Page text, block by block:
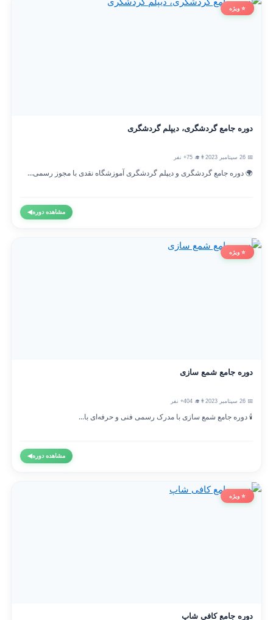
⭐ ویژه
دوره جامع گردشگری، دیپلم گردشگری
👨‍🎓 75+ نفر
🌍 دوره جامع گردشگری و دیپلم گردشگری آموزشگاه نقدی با مجوز رسمی...
مشاهده دوره◀
⭐ ویژه
دوره جامع شمع سازی
👨‍🎓 404+ نفر
🕯️ دوره جامع شمع سازی با مدرک رسمی فنی و حرفه‌ای با...
مشاهده دوره◀
⭐ ویژه
دوره جامع کافی شاپ